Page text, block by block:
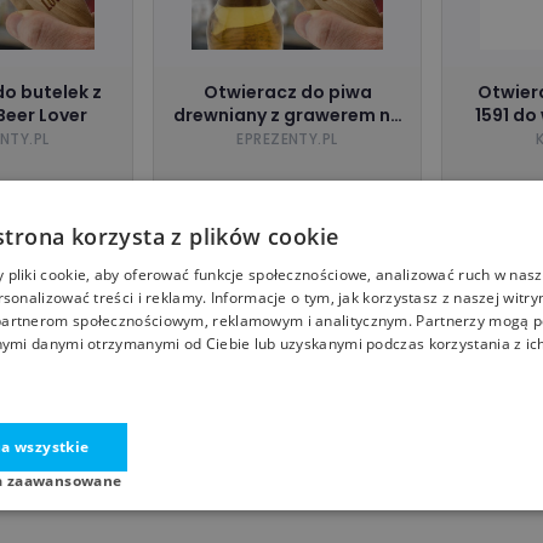
butelek z
Lover
zł
Otwieracz do piwa
drewniany z grawerem na
dzień chłopaka - Król
EPREZENTY.PL
46,90zł
eprezenty.pl
1591
korzysta z plików cookie
pliki cookie, aby oferować funkcje społecznościowe, analizować ruch w
treści i reklamy. Informacje o tym, jak korzystasz z naszej
społecznościowym, reklamowym i analitycznym. Partnerzy mogą
danymi otrzymanymi od Ciebie lub uzyskanymi podczas korzystania z
wszystkie